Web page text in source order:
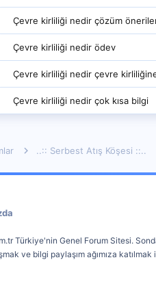
Çevre kirliliği nedir çözüm
Çevre kirliliği nedir ödev
Çevre kirliliği nedir çevre
Çevre kirliliği nedir çok kısa bilgi
..:: Serbest Atış Köşesi ::..
Türkiye'nin Genel Forum Sitesi.
ve bilgi paylaşım ağımıza